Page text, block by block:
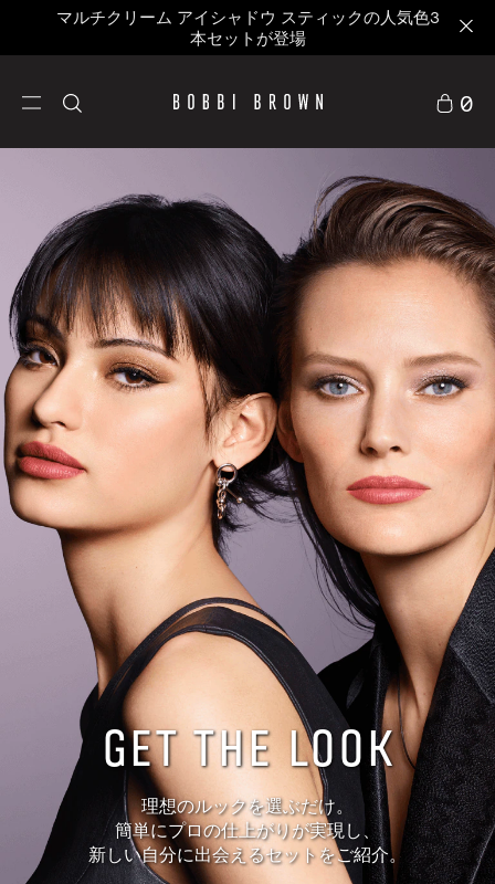
マルチクリーム アイシャドウ スティックの人気色3
本セットが登場
0
GET THE LOOK
理想のルックを選ぶだけ。
簡単にプロの仕上がりが実現し、
新しい自分に出会えるセットをご紹介。